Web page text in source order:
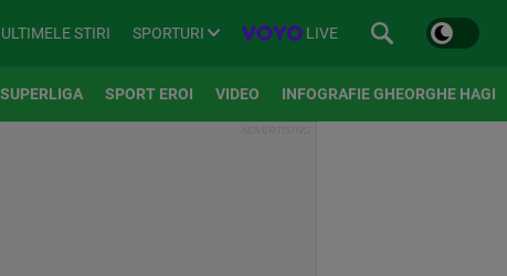
ULTIMELE STIRI SPORTURI LIVE
SPORT EROI VIDEO INFOGRAFIE GHEORGHE HAGI